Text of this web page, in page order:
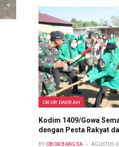
OBOR DAERAH
Kodim 1409/Gowa
dengan Pesta Rakyat
BY OBOR BANGSA AGUSTUS